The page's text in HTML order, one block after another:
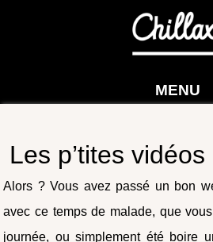
MENU
Les p’tites
Alors ? Vous avez passé un bon
avec ce temps de malade, que
journée, ou simplement été boire